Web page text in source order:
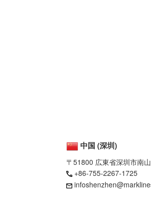
中国 (深圳)
〒51800 広東省深圳市南
+86-755-2267-1725